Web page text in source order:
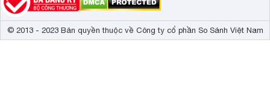
© 2013 - 2023 Bản quyền thuộc về Công ty cổ phần So Sánh Việt Nam